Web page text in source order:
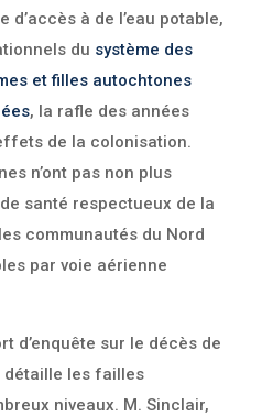
d’accès à de l’eau potable,
du système des
et filles autochtones
, la rafle des années
de la colonisation.
n’ont pas non plus
santé respectueux de la
communautés du Nord
par voie aérienne
d’enquête sur le décès de
détaille les failles
niveaux. M. Sinclair,